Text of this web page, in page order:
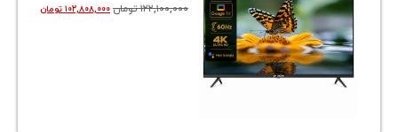
۱۲۲,۱۰۰,۰۰۰ تومان ۱۰۲,۸۰۸,۰۰۰ تومان